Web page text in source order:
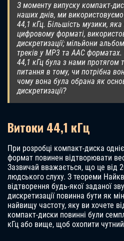
З моменту випуску компакт-
наших днів, ми використовуємо
44,1 кГц. Більшість музики,
цифровому форматі,
дискретизації; мільйони
треків у MP3 та AAC форматах.
44,1 кГц була з нами протягом
питання в тому, чи потрібна
чому вона була обрана як
дискретизації?
Витоки 44,1 кГц
При розробці компакт-диска
формат повинен відтворювати
Зазвичай вважається, що це від
людського слуху. З теореми
відтворення будь-якої заданої
дискретизації повинна бути як
найвищу частоту, яку ви хочете
компакт-диски повинні були
кГц або вище, щоб охопити